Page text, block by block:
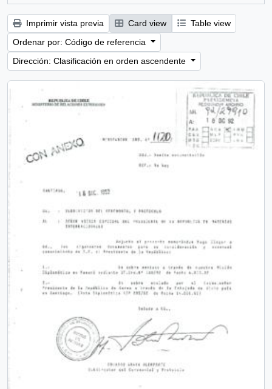
Imprimir vista previa Card view
Table view
Ordenar por: Código de referencia
Dirección: Clasificación en orden ascendente